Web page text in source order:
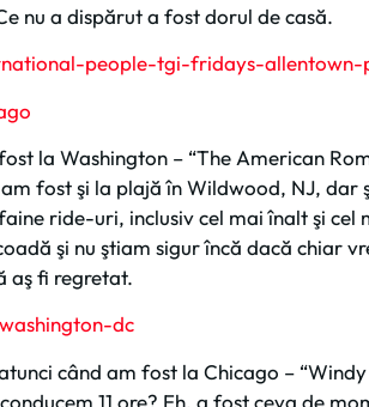
nu a dispărut a fost dorul de casă.
la Washington – “The American
fost şi la plajă în Wildwood, NJ, dar
ride-uri, inclusiv cel mai înalt şi cel
şi nu ştiam sigur încă dacă chiar
aş fi regretat.
când am fost la Chicago –
11 ore? Eh, a fost ceva de